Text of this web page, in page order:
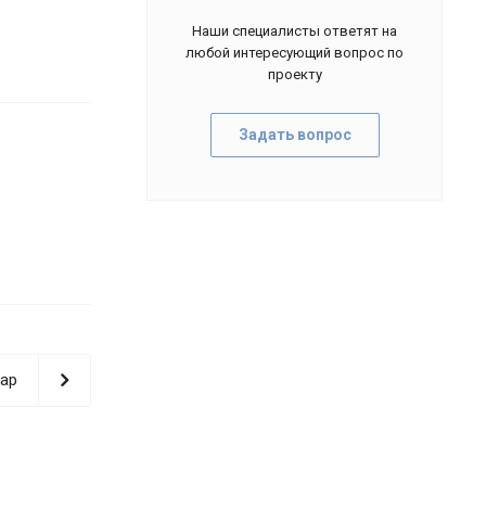
Наши специалисты ответят на
любой интересующий вопрос по
проекту
Задать вопрос